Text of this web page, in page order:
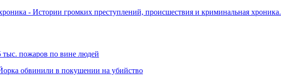
- Истории громких преступлений, происшествия и криминальная хроника.
тыс. пожаров по вине людей
обвинили в покушении на убийство